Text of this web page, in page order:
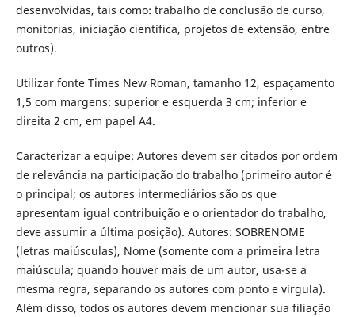
desenvolvidas, tais como: trabalho de conclusão de curso,
monitorias, iniciação científica, projetos de extensão, entre
outros).
Utilizar fonte Times New Roman, tamanho 12, espaçamento
1,5 com margens: superior e esquerda 3 cm; inferior e
direita 2 cm, em papel A4.
Caracterizar a equipe: Autores devem ser citados por ordem
de relevância na participação do trabalho (primeiro autor é
o principal; os autores intermediários são os que
apresentam igual contribuição e o orientador do trabalho,
deve assumir a última posição). Autores: SOBRENOME
(letras maiúsculas), Nome (somente com a primeira letra
maiúscula; quando houver mais de um autor, usa-se a
mesma regra, separando os autores com ponto e vírgula).
Além disso, todos os autores devem mencionar sua filiação